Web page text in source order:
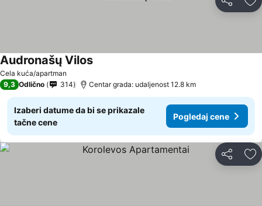
Deli
Cela kuća/apartman
Audronašų Vilos
9,3 Odlično 314 Centar grada: udaljenost 12.8 km
Izaberi datume da bi se prikazale
tačne cene
Pogledaj cene
Deli